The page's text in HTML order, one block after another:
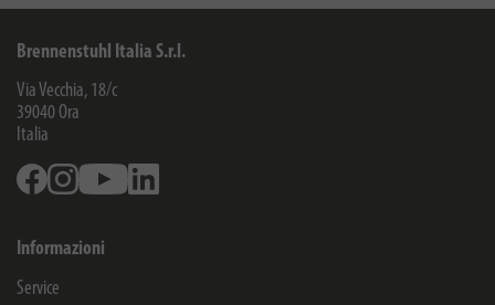
Brennenstuhl Italia S.r.l.
Via Vecchia, 18/c
39040Ora
Italia
FacebookInstagramYoutube
Informazioni
Service